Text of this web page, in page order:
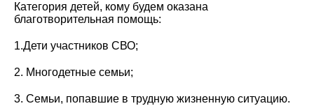
Категория детей, кому будем оказана
благотворительная помощь:
1.Дети участников СВО;
2. Многодетные семьи;
3. Семьи, попавшие в трудную жизненную ситуацию.